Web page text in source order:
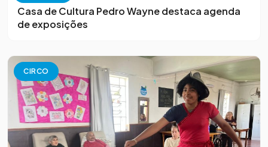
Casa de Cultura Pedro Wayne destaca agenda
de exposições
CIRCO